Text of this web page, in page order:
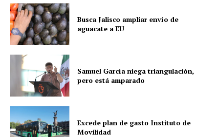
Busca Jalisco ampliar envío de
aguacate a EU
Samuel García niega triangulación,
pero está amparado
Excede plan de gasto Instituto de
Movilidad